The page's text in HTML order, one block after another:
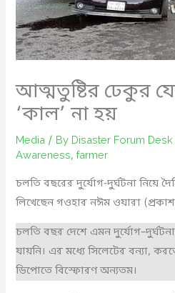
আত্মতুষ্টির ঢেকুর
‘কাল’ না হয়
Media / By Disaster Forum Desk
Awareness,farmer
চলতি বছরের দুর্যোগ-দুর্ঘটনা নিয়ে
লিখেছেন গওহার নঈম ওয়ারা
চলতি বছর দেশে এমন
যায়নি। এর মধ্যে সিলেটের বন্যা,
ডিপোতে বিস্ফোরণ অন্যতম।